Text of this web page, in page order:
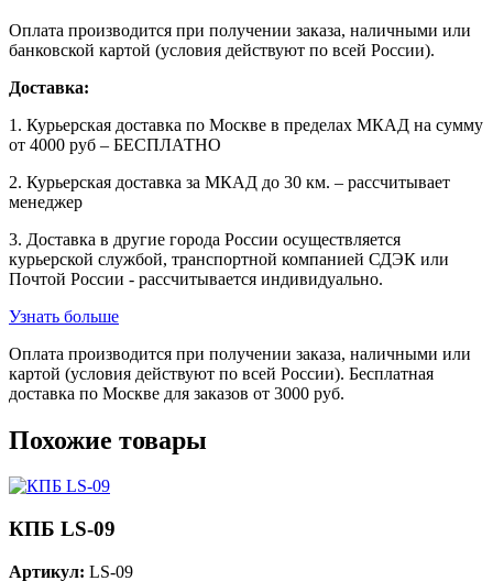
Оплата производится при получении заказа, наличными или
банковской картой (условия действуют по всей России).
Доставка:
1. Курьерская доставка по Москве в пределах МКАД на сумму
от 4000 руб – БЕСПЛАТНО
2. Курьерская доставка за МКАД до 30 км. – рассчитывает
менеджер
3. Доставка в другие города России осуществляется
курьерской службой, транспортной компанией СДЭК или
Почтой России - рассчитывается индивидуально.
Узнать больше
Оплата производится при получении заказа, наличными или
картой (условия действуют по всей России). Бесплатная
доставка по Москве для заказов от 3000 руб.
Похожие товары
КПБ LS-09
Артикул: LS-09